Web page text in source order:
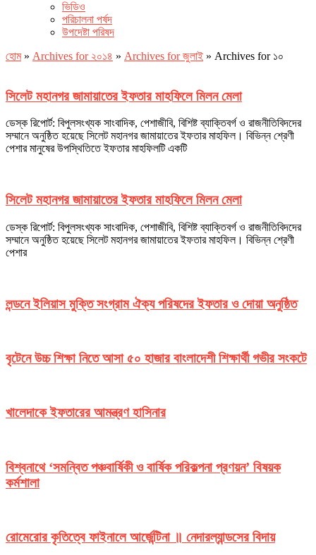
ভিডিও
পরিচালনা পর্ষদ
উপদেষ্টা পরিষদ
হোম» Archives for ২০১৪ » Archives for জুলাই » Archives for ১০
সিলেট মহানগর জামায়াতের ইফতার মাহফিলে মিলন মেলা
ডেস্ক রিপোর্ট: বিপুলসংখ্যক সাংবাদিক, পেশাজীবি, বিশিষ্ট ব্যাক্তিবর্গ ও রাজনীতিবিদদের
সম্মানে অনুষ্ঠিত হয়েছে সিলেট মহানগর জামায়াতের ইফতার মাহফিল। বিভিন্ন শ্রেণী
পেশার মানুষের উপস্থিতিতে ইফতার মাহফিলটি একটি
সিলেট মহানগর জামায়াতের ইফতার মাহফিলে মিলন মেলা
ডেস্ক রিপোর্ট: বিপুলসংখ্যক সাংবাদিক, পেশাজীবি, বিশিষ্ট ব্যাক্তিবর্গ ও রাজনীতিবিদদের
সম্মানে অনুষ্ঠিত হয়েছে সিলেট মহানগর জামায়াতের ইফতার মাহফিল। বিভিন্ন শ্রেণী
পেশার
লন্ডনে ইলিয়াস মুক্তি সংগ্রাম ঐক্য পরিষদের ইফতার ও দোয়া অনুষ্ঠিত
বৃটেনে উচ্চ শিক্ষা নিতে আসা ৫০ হাজার বাংলাদেশী শিক্ষার্থী গভীর সংকটে
খালেদাকে ইফতারের আমন্ত্রণ হাসিনার
বিশ্বনাথে ‘সমন্বিত পঞ্চবার্ষিকী ও বার্ষিক পরিকল্পনা প্রণয়ন’ বিষয়ক
কর্মশালা
রোমেরোর কৃতিত্বে ফাইনালে আর্জেন্টিনা ॥ নেদারল্যান্ডসের বিদায়